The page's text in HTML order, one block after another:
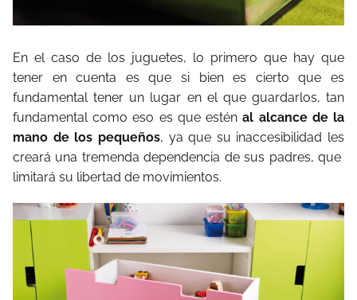
En el caso de los juguetes, lo primero que hay que
tener en cuenta es que si bien es cierto que es
fundamental tener un lugar en el que guardarlos, tan
fundamental como eso es que esténal alcance de la
mano de los pequeños, ya que su inaccesibilidad les
creará una tremenda dependencia de sus padres, que
limitará su libertad de movimientos.